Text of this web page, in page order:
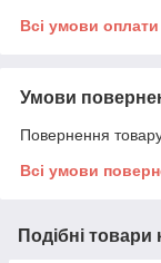
Всі умови оплати
Умови
Повернення
Всі умови
Подібні товари